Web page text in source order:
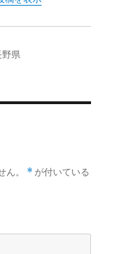
野県
。 * が付いている